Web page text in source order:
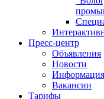
Пресс-центр
Объявления
Новости
Вакансии
Тарифы